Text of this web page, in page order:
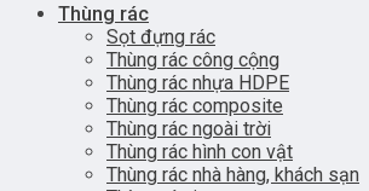
Thùng rác
Sọt đựng rác
Thùng rác công cộng
Thùng rác nhựa HDPE
Thùng rác composite
Thùng rác ngoài trời
Thùng rác hình con vật
Thùng rác nhà hàng, khách sạn